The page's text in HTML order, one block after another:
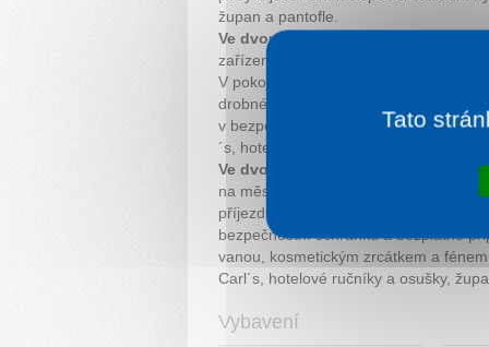
župan a pantofle.
Ve dvoulůžkových pokojích
zařízením, koupelna je vybavena
V pokoji je vám k dispozici telefon s
drobné občerstvení slouží minibar.
v bezpečnostní schránce. Během
´s, hotelové ručníky a osušky, župan a
Ve dvoulůžkových pokojích
na město, nabízí velké množství
příjezdu lahev minerální vody. V
bezpečnostní schránku a bezplatné
vanou, kosmetickým zrcátkem a
Carl´s, hotelové ručníky a osušky,
Vybavení
Tato